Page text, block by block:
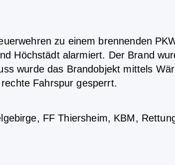
zu einem brennenden
Höchstädt alarmiert. Der Brand
wurde das Brandobjekt mittels
Fahrspur gesperrt.
FF Thiersheim, KBM,